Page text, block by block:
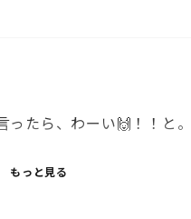
たら、わーい🙌！！と。
もっと見る